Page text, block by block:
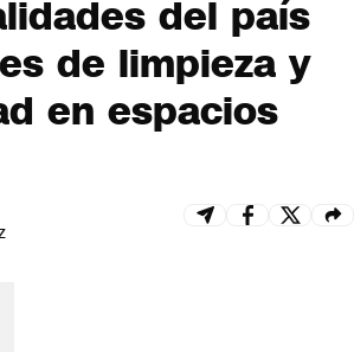
del país
de limpieza y
en espacios